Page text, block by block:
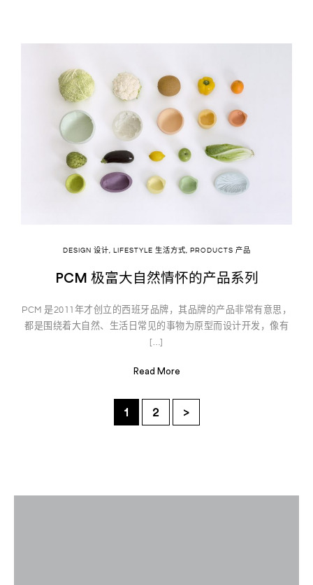
DESIGN 设计 LIFESTYLE 生活方式 PRODUCTS 产品
PCM 极富大自然情怀的产品系列
PCM 是2011年才创立的西班牙品牌，其品牌的产品非常有意思，
都是围绕着大自然、生活日常见的事物为原型而设计开发，像有
[…]
Read More
1 2 >